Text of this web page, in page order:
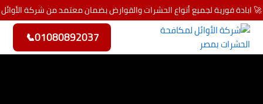
تخطي
إلى
المحتوى
🚀 ابادة فورية لجميع أنواع الحشرات والقوارض بضمان معتمد من شركة الأوائل
01080892037
📞